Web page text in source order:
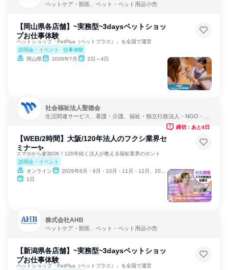
ペットケア・獣医、ペット・ペット用品小売
【岡山県各店舗】~実務型~3daysペットショッ
プお仕事体験
ペットショップ「PetPlus（ペットプラス）」を全国で運営
説明会・イベント
仕事体験
岡山県
2026年7月 2日～4日
社会福祉法人聖徳会
生活関連サービス、看護・介護、福祉・独立行政法人・NGO・N
【WEB/2時間】大阪/120年法人のフクシ業界セ
ミナー✨
スマホから参加OK！120年続く法人が教える福祉業界のホント
説明会・イベント
オンライン
2026年8月・9月・10月・11月・12月、2027年1月
1日
締切：あと4日
株式会社AHB
ペットケア・獣医、ペット・ペット用品小売
【新潟県各店舗】~実務型~3daysペットショッ
プお仕事体験
ペットショップ「PetPlus（ペットプラス）」を全国で運営